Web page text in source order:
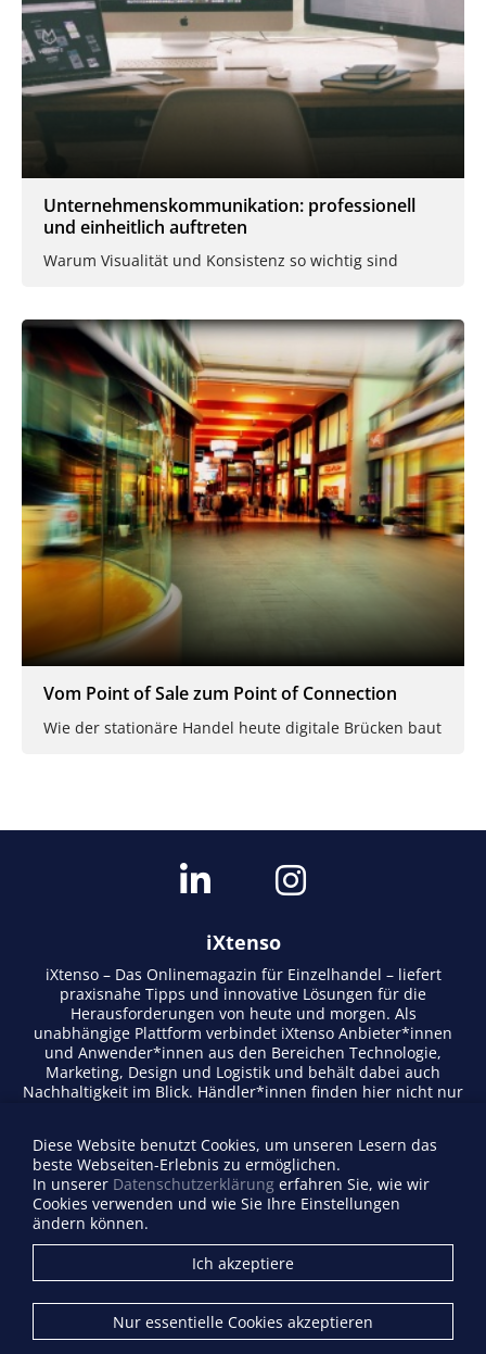
Unternehmenskommunikation: professionell
und einheitlich auftreten
Warum Visualität und Konsistenz so wichtig sind
Vom Point of Sale zum Point of Connection
Wie der stationäre Handel heute digitale Brücken baut
iXtenso
iXtenso – Das Onlinemagazin für Einzelhandel – liefert
praxisnahe Tipps und innovative Lösungen für die
Herausforderungen von heute und morgen. Als
unabhängige Plattform verbindet iXtenso Anbieter*innen
und Anwender*innen aus den Bereichen Technologie,
Marketing, Design und Logistik und behält dabei auch
Nachhaltigkeit im Blick. Händler*innen finden hier nicht nur
lebendigen Schreibstil und relevantem Content fördert das
Magazin den Austausch innerhalb der Retail-Community.
Ob digitale Trends oder praktische Alltagstipps – iXtenso
macht Wissen für den Handel zugänglich.
Firma eintragen
Mediadaten
Kontakt
Diese Website benutzt Cookies, um unseren Lesern das
beste Webseiten-Erlebnis zu ermöglichen.
In unserer Datenschutzerklärung erfahren Sie, wie wir
Cookies verwenden und wie Sie Ihre Einstellungen
ändern können.
Ich akzeptiere
Nur essentielle Cookies akzeptieren